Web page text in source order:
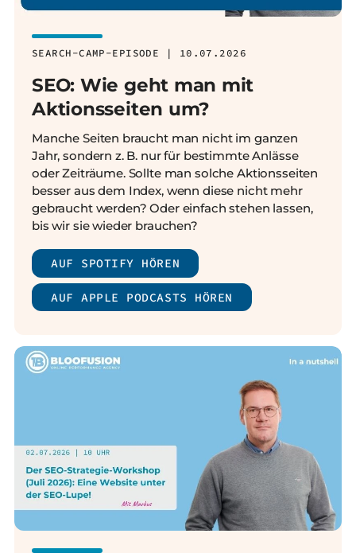
SEARCH-CAMP-EPISODE | 10.07.2026
SEO: Wie geht man mit
Aktionsseiten um?
Manche Seiten braucht man nicht im ganzen
Jahr, sondern z. B. nur für bestimmte Anlässe
oder Zeiträume. Sollte man solche Aktionsseiten
besser aus dem Index, wenn diese nicht mehr
gebraucht werden? Oder einfach stehen lassen,
bis wir sie wieder brauchen?
AUF SPOTIFY HÖREN
AUF APPLE PODCASTS HÖREN